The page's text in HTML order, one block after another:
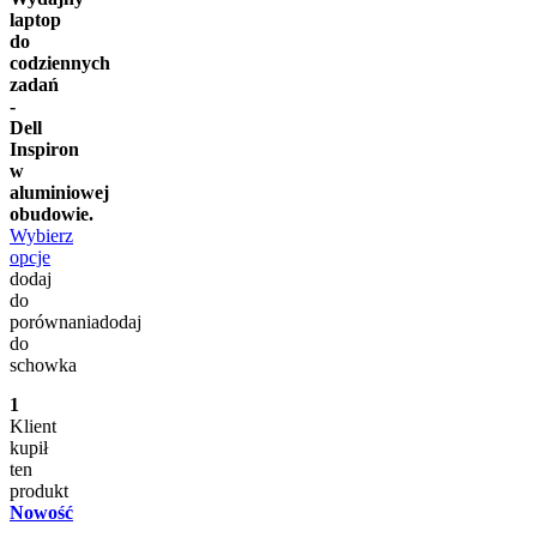
laptop
do
codziennych
zadań
-
Dell
Inspiron
w
aluminiowej
obudowie.
Wybierz
opcje
dodaj
do
porównaniadodaj
do
schowka
1
Klient
kupił
ten
produkt
Nowość